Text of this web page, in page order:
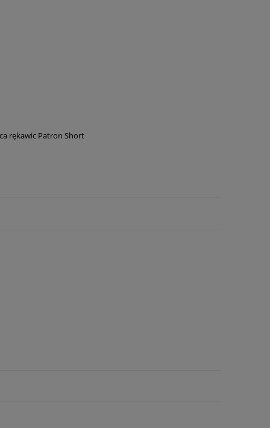
rękawic Patron Short